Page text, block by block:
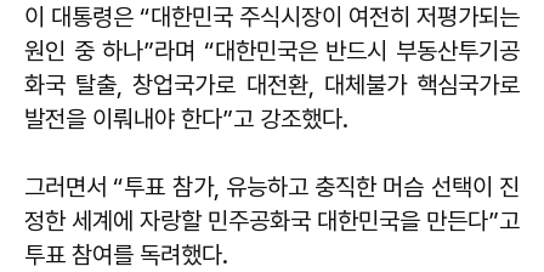
이 대통령은 “대한민국 주식시장이 여전히 저평가되는
원인 중 하나”라며 “대한민국은 반드시 부동산투기공
화국 탈출, 창업국가로 대전환, 대체불가 핵심국가로
발전을 이뤄내야 한다”고 강조했다.
그러면서 “투표 참가, 유능하고 충직한 머슴 선택이 진
정한 세계에 자랑할 민주공화국 대한민국을 만든다”고
투표 참여를 독려했다.